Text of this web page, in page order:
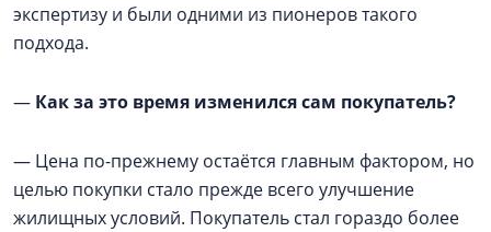
экспертизу и были одними из пионеров такого
подхода.
— Как за это время изменился сам покупатель?
— Цена по-прежнему остаётся главным фактором, но
целью покупки стало прежде всего улучшение
жилищных условий. Покупатель стал гораздо более